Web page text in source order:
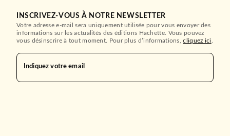
INSCRIVEZ-VOUS À NOTRE NEWSLETTER
Votre adresse e-mail sera uniquement utilisée pour vous envoyer des
informations sur les actualités des éditions Hachette. Vous pouvez
vous désinscrire à tout moment. Pour plus d’informations,cliquez ici
Indiquez votre email